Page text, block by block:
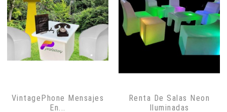
VintagePhone Mensajes
En...
Renta De Salas Neon
Iluminadas